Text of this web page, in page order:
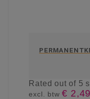
Ratedout of 5
excl. btw€ 2,49